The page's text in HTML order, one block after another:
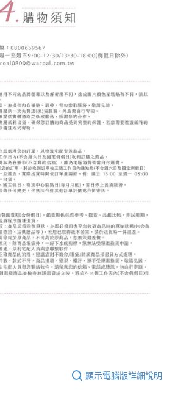
顯示電腦版詳細說明